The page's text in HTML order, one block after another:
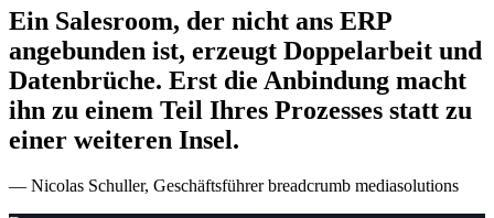
Ein Salesroom, der nicht ans ERP
angebunden ist, erzeugt Doppelarbeit und
Datenbrüche. Erst die Anbindung macht
ihn zu einem Teil Ihres Prozesses statt zu
einer weiteren Insel.
— Nicolas Schuller, Geschäftsführer breadcrumb mediasolutions